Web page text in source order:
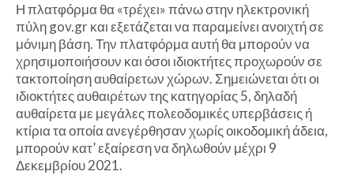
Η πλατφόρμα θα «τρέχει» πάνω στην ηλεκτρονική
πύλη gov.gr και εξετάζεται να παραμείνει ανοιχτή σε
μόνιμη βάση. Την πλατφόρμα αυτή θα μπορούν να
χρησιμοποιήσουν και όσοι ιδιοκτήτες προχωρούν σε
τακτοποίηση αυθαίρετων χώρων. Σημειώνεται ότι οι
ιδιοκτήτες αυθαιρέτων της κατηγορίας 5, δηλαδή
αυθαίρετα με μεγάλες πολεοδομικές υπερβάσεις ή
κτίρια τα οποία ανεγέρθησαν χωρίς οικοδομική άδεια,
μπορούν κατ’ εξαίρεση να δηλωθούν μέχρι 9
Δεκεμβρίου 2021.